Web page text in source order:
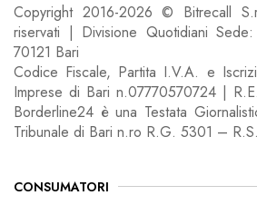
Copyright 2016-2026 © Bitrecall
riservati | Divisione Quotidiani
70121 Bari
Codice Fiscale, Partita I.V.A. e
Imprese di Bari n.07770570724 |
Borderline24 è una Testata
Tribunale di Bari n.ro R.G. 5301 –
CONSUMATORI